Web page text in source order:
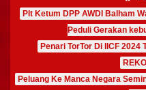
Plt Ketum DPP AWDI Balham
Peduli Gerakan
Penari TorTor Di IICF
Peluang Ke Manca Negara